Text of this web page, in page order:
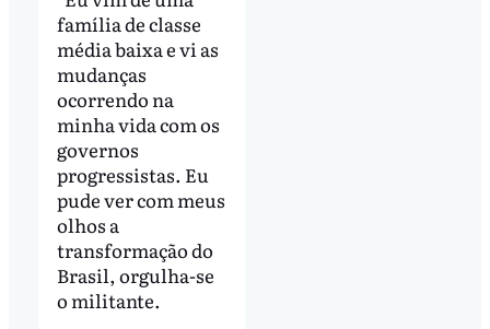
família de classe
média baixa e vi as
mudanças
ocorrendo na
minha vida com os
governos
progressistas. Eu
pude ver com meus
olhos a
transformação do
Brasil, orgulha-se
o militante.